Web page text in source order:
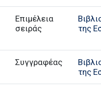
Επιμέλεια
σειράς
της
Συγγραφέας
της